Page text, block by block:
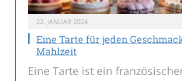
22. JANUAR 2024
Eine Tarte für jeden
Mahlzeit
Eine Tarte ist ein